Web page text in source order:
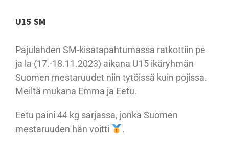
U15 SM
Pajulahden SM-kisatapahtumassa ratkottiin pe
ja la (17.-18.11.2023) aikana U15 ikäryhmän
Suomen mestaruudet niin tytöissä kuin pojissa.
Meiltä mukana Emma ja Eetu.
Eetu paini 44 kg sarjassa, jonka Suomen
mestaruuden hän voitti
.